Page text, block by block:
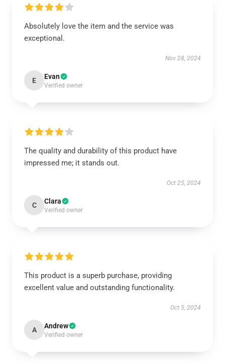
Absolutely love the item and the service was
exceptional.
Nov 28, 2024
E Evan
Verified owner
The quality and durability of this product have
impressed me; it stands out.
Oct 25, 2024
C Clara
Verified owner
This product is a superb purchase, providing
excellent value and outstanding functionality.
Oct 5, 2024
A Andrew
Verified owner